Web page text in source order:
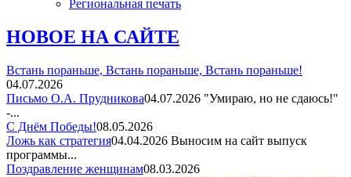
Региональная печать
НОВОЕ НА САЙТЕ
Встань пораньше, Встань пораньше, Встань пораньше!
04.07.2026
Письмо О.А. Прудникова04.07.2026 "Умираю, но не сдаюсь!"
-...
С Днём Победы!08.05.2026
Ложь как стратегия04.04.2026 Выносим на сайт выпуск
программы...
Поздравление женщинам08.03.2026